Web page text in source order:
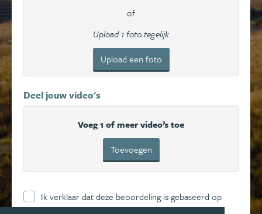
of
Upload 1 foto tegelijk
Upload een foto
Deel jouw video's
Voeg 1 of meer video’s toe
Toevoegen
Ik verklaar dat deze beoordeling is gebaseerd op
mijn eigen ervaring en ga hierbij akkoord met de